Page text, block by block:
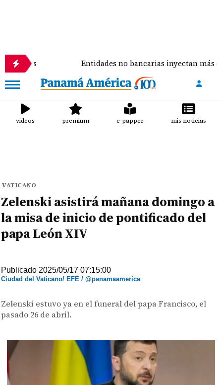
Entidades no bancarias inyectan más de
videos premium e-papper mis noticias
VATICANO
Zelenski asistirá mañana domingo a
la misa de inicio de pontificado del
papa León XIV
Publicado 2025/05/17 07:15:00
Ciudad del Vaticano/ EFE / @panamaamerica
Zelenski estuvo ya en el funeral del papa Francisco, el
pasado 26 de abril.